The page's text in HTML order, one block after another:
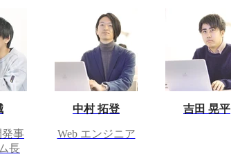
発事
長
中村 拓登
Web エンジニア
吉田 晃平